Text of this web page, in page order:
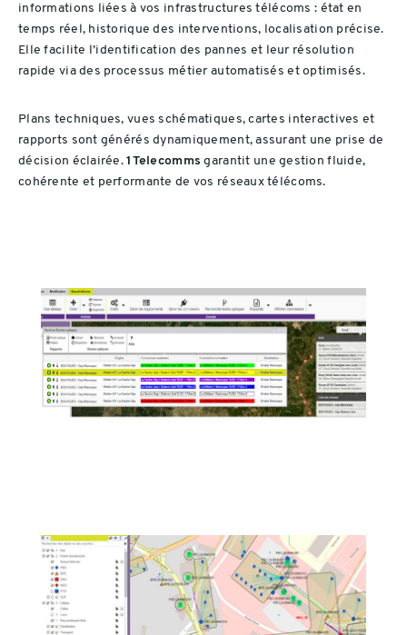
informations liées à vos infrastructures télécoms : état en
temps réel, historique des interventions, localisation précise.
Elle facilite l’identification des pannes et leur résolution
rapide via des processus métier automatisés et optimisés.
Plans techniques, vues schématiques, cartes interactives et
rapports sont générés dynamiquement, assurant une prise de
décision éclairée. 1Telecomms garantit une gestion fluide,
cohérente et performante de vos réseaux télécoms.